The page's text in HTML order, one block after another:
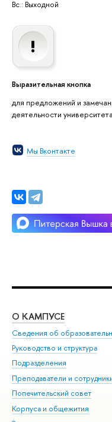
Вс.: Выходной
Выразительная кнопка
для предложений и
деятельности
Мы Вконтакте
О КАМПУСЕ
Сведения об
Руководство и структура
Подразделения
Преподаватели и
Попечительский совет
Корпуса и общежития